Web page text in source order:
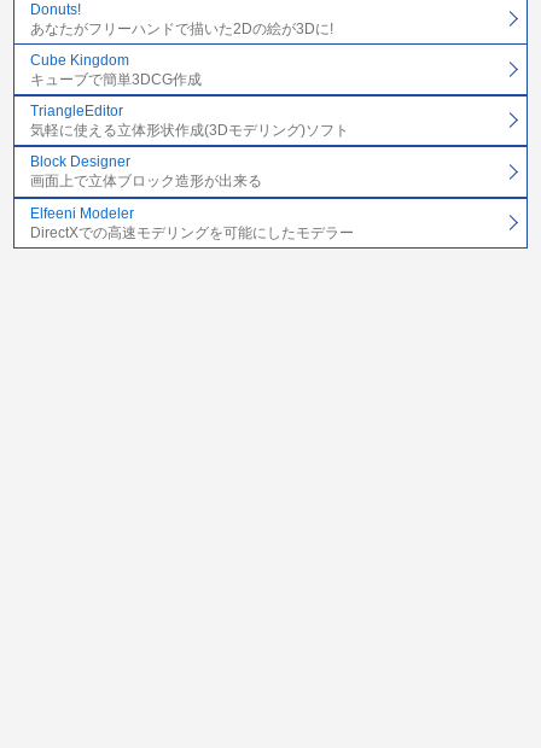
Donuts!
あなたがフリーハンドで描いた2Dの絵が3Dに!
Cube Kingdom
キューブで簡単3DCG作成
TriangleEditor
気軽に使える立体形状作成(3Dモデリング)ソフト
Block Designer
画面上で立体ブロック造形が出来る
Elfeeni Modeler
DirectXでの高速モデリングを可能にしたモデラー